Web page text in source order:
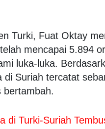
Turki, Fuat Oktay
mencapai 5.894
luka-luka.
Suriah tercatat
bertambah.
di Turki-Suriah